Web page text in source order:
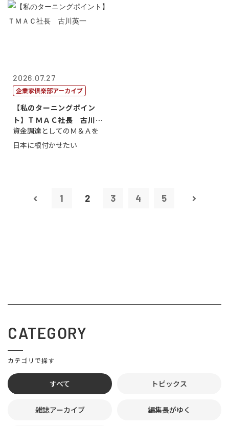
2026.07.27
企業家倶楽部アーカイブ
【私のターニングポイン
ト】ＴＭＡＣ社長 古川英
一
資金調達としてのＭ＆Ａを
日本に根付かせたい
1 2 3 4 5
CATEGORY
カテゴリで探す
すべて トピックス
雑誌アーカイブ 編集長がゆく